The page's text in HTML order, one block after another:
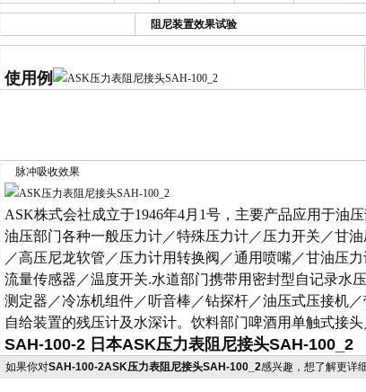
阻尼装置效果试验
使用例
脉冲吸收效果
ASK株式会社成立于1946年4月1号，主要产品应用于油
油压部门各种一般压力计／特殊压力计／压力开关／甘
／高压尼龙软管／压力计用转换阀／通用喷嘴／甘油压
流量传感器／温度开关.水道部门携带用密封型自记录水
测定器／冷冻机组件／听音棒／钻探杆／油压式压接机
自给装置的残压计及水深计。饮料部门啤酒用单触式接头
SAH-100-2 日本ASK压力表阻尼接头SAH-100_2
如果你对SAH-100-2ASK压力表阻尼接头SAH-100_2感兴趣，想了解更详